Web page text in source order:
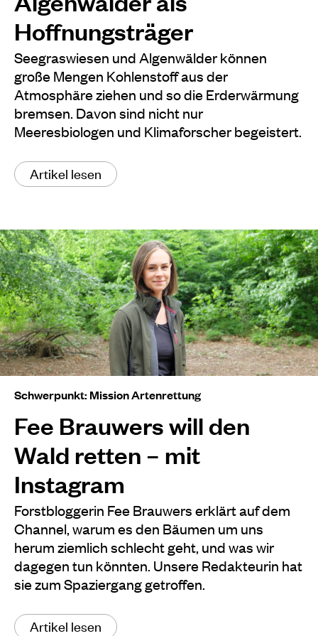
Hoffnungsträger
Seegraswiesen und Algenwälder können
große Mengen Kohlenstoff aus der
Atmosphäre ziehen und so die Erderwärmung
bremsen. Davon sind nicht nur
Meeresbiologen und Klimaforscher begeistert.
Artikel lesen
Schwerpunkt: Mission Artenrettung
Fee Brauwers will den
Wald retten – mit
Instagram
Forstbloggerin Fee Brauwers erklärt auf dem
Channel, warum es den Bäumen um uns
herum ziemlich schlecht geht, und was wir
dagegen tun könnten. Unsere Redakteurin hat
sie zum Spaziergang getroffen.
Artikel lesen